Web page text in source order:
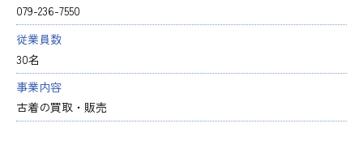
079-236-7550
従業員数
30名
事業内容
古着の買取・販売